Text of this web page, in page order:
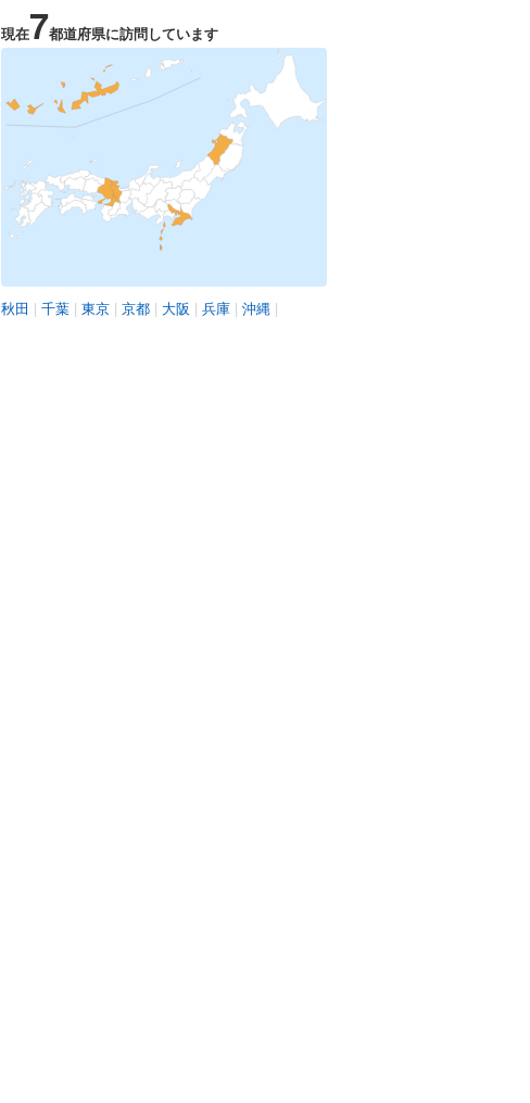
現在7都道府県に訪問しています
秋田 | 千葉 | 東京 | 京都 | 大阪 | 兵庫 | 沖縄 |